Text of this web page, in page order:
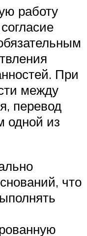
работу
При
между
перевод
одной из
что